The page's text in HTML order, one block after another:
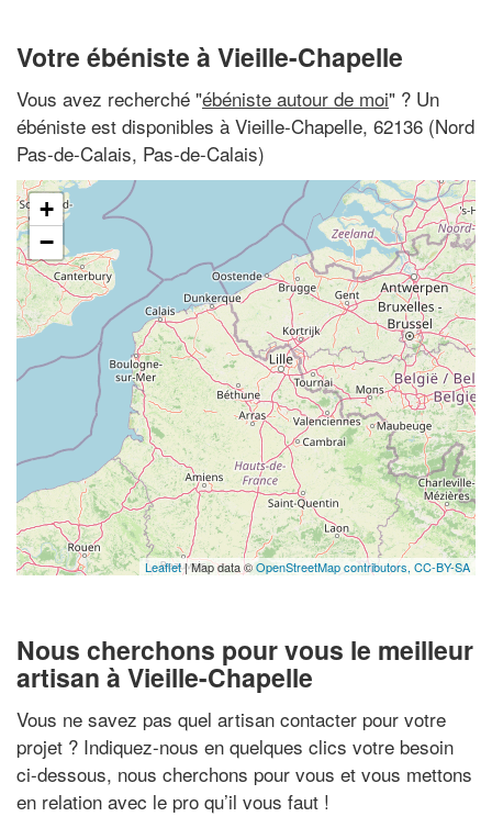
Votre ébéniste à Vieille-Chapelle
Vous avez recherché "ébéniste autour de moi" ? Un
ébéniste est disponibles à Vieille-Chapelle, 62136 (Nord
Pas-de-Calais, Pas-de-Calais)
+
−
Leaflet| Map data ©OpenStreetMap contributors, CC-BY-SA
Nous cherchons pour vous le meilleur
artisan à Vieille-Chapelle
Vous ne savez pas quel artisan contacter pour votre
projet ? Indiquez-nous en quelques clics votre besoin
ci-dessous, nous cherchons pour vous et vous mettons
en relation avec le pro qu’il vous faut !